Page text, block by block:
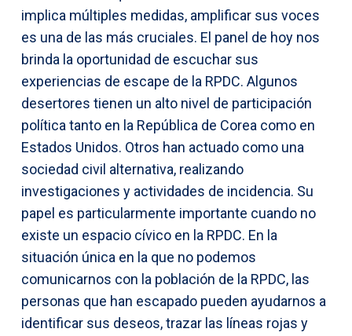
implica múltiples medidas, amplificar sus voces
es una de las más cruciales. El panel de hoy nos
brinda la oportunidad de escuchar sus
experiencias de escape de la RPDC. Algunos
desertores tienen un alto nivel de participación
política tanto en la República de Corea como en
Estados Unidos. Otros han actuado como una
sociedad civil alternativa, realizando
investigaciones y actividades de incidencia. Su
papel es particularmente importante cuando no
existe un espacio cívico en la RPDC. En la
situación única en la que no podemos
comunicarnos con la población de la RPDC, las
personas que han escapado pueden ayudarnos a
identificar sus deseos, trazar las líneas rojas y